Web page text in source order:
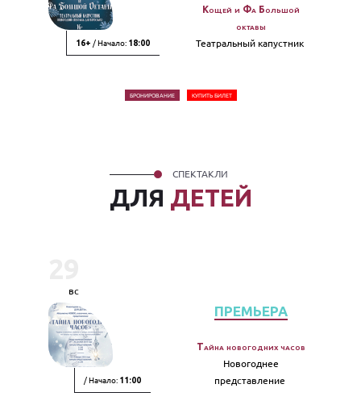
16+ / Начало: 18:00
Кощей и Фа Большой
октавы
Театральный капустник
БРОНИРОВАНИЕ КУПИТЬ БИЛЕТ
ДЛЯ ДЕТЕЙ
СПЕКТАКЛИ
вс
/ Начало: 11:00
ПРЕМЬЕРА
Тайна новогодних часов
Новогоднее
представление